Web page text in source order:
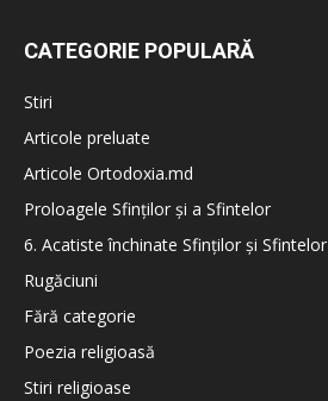
CATEGORIE POPULARĂ
Stiri
Articole preluate
Articole Ortodoxia.md
Proloagele Sfinților și a Sfintelor
6. Acatiste închinate Sfinților și Sfintelor
Rugăciuni
Fără categorie
Poezia religioasă
Stiri religioase